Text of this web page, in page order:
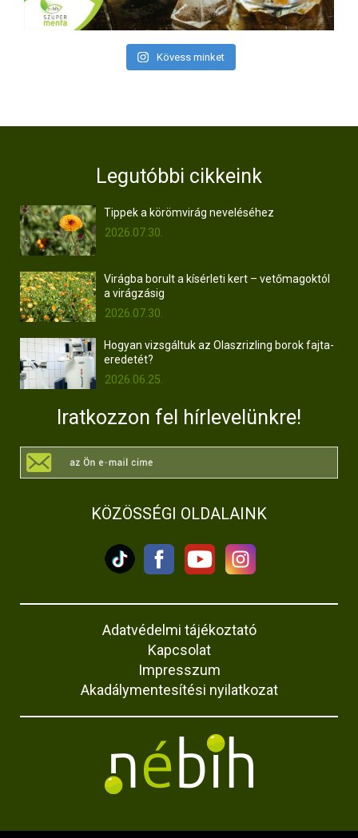
Kövess minket
Legutóbbi cikkeink
Tippek a körömvirág neveléséhez
2026.07.30.
Virágba borult a kísérleti kert – vetőmagoktól
a virágzásig
2026.07.30.
Hogyan vizsgáltuk az Olaszrizling borok fajta-
eredetét?
2026.06.25.
Iratkozzon fel hírlevelünkre!
KÖZÖSSÉGI OLDALAINK
Adatvédelmi tájékoztató
Kapcsolat
Impresszum
Akadálymentesítési nyilatkozat